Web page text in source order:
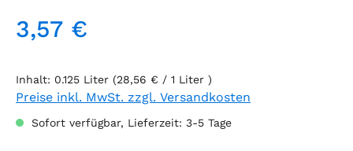
Regulärer Preis:
3,57 €
Inhalt: 0.125 Liter (28,56 € / 1 Liter )
Preise inkl. MwSt. zzgl. Versandkosten
Sofort verfügbar, Lieferzeit: 3-5 Tage